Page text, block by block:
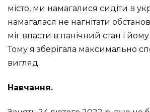
місто, ми намагалися сидіти в
намагалася не нагнітати
міг впасти в панічний стан і
Тому я зберігала максимально
вигляд.
Навчання.